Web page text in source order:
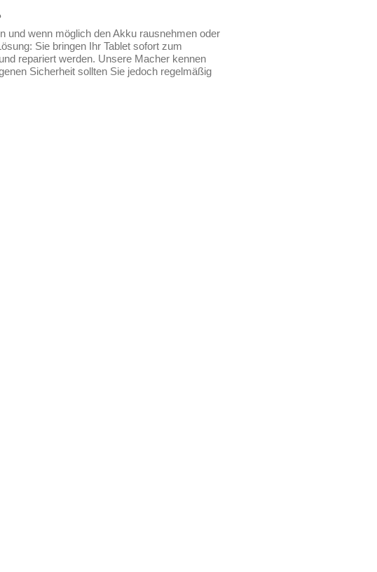
und wenn möglich den Akku rausnehmen oder
Sie bringen Ihr Tablet sofort zum
repariert werden. Unsere Macher kennen
Sicherheit sollten Sie jedoch regelmäßig